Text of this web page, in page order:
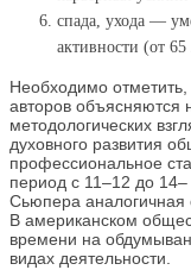
спада, ухода —
активности (от 65
Необходимо
авторов объясняются
методологических
духовного развития
профессиональное
период с 11–12 до 14–
Сьюпера аналогичная
В американском
времени на
видах деятельности.